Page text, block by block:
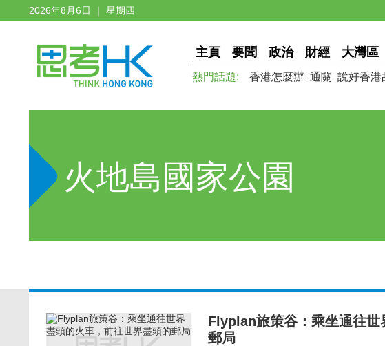
2026年8月6日 ｜ 星期四
主頁 要聞 政治 財經 大灣區
熱門話題: 香港怎麼辦 通關 說好香港
火地島國家公園
Flyplan旅策谷：乘坐通往世
郵局